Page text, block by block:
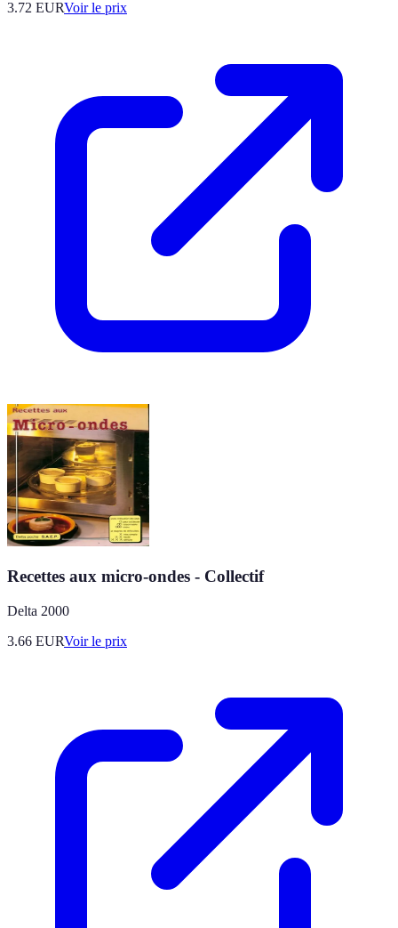
3.72 EURVoir le prix
Recettes aux micro-ondes - Collectif
Delta 2000
3.66 EURVoir le prix